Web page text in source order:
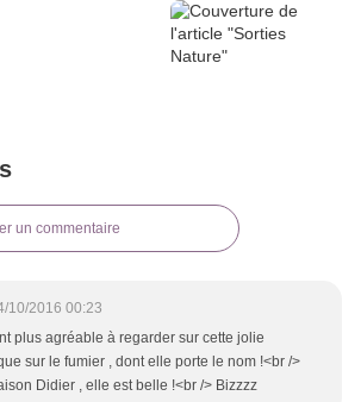
un commentaire
10/2016 00:23
plus agréable à regarder sur cette jolie
sur le fumier , dont elle porte le nom !<br />
Didier , elle est belle !<br /> Bizzzz